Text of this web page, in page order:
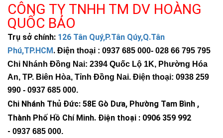
CÔNG TY TNHH TM DV HOÀNG
QUỐC BẢO
Trụ sở chính: 126 Tân Quý,P.Tân Qúy,Q.Tân
Phú,TP.HCM. Điện thoại : 0937 685 000- 028 66 795 795
Chi Nhánh Đồng Nai: 2394 Quốc Lộ 1K, Phường Hóa
An, TP. Biên Hòa, Tỉnh Đồng Nai. Điện thoại: 0938 259
990 - 0937 685 000.
Chi Nhánh Thủ Đức: 58E Gò Dưa, Phường Tam Bình ,
Thành Phố Hồ Chí Minh. Điện thoại : 0906 359 992
- 0937 685 000.